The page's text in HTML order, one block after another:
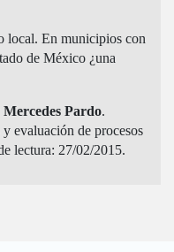
local. En municipios con
de México ¿una
Mercedes Pardo.
evaluación de procesos
lectura: 27/02/2015.